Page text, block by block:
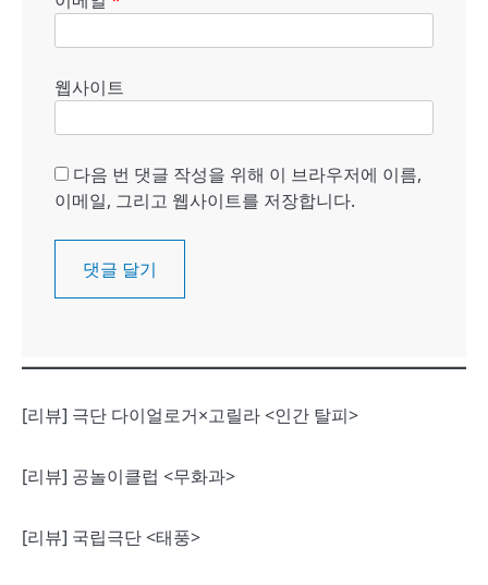
웹사이트
다음 번 댓글 작성을 위해 이 브라우저에 이름,
이메일, 그리고 웹사이트를 저장합니다.
[리뷰] 극단 다이얼로거×고릴라 <인간 탈피>
[리뷰] 공놀이클럽 <무화과>
[리뷰] 국립극단 <태풍>